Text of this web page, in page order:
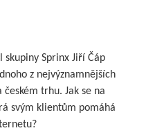
Sprinx Jiří Čáp
z nejvýznamnějších
trhu. Jak se na
svým klientům pomáhá